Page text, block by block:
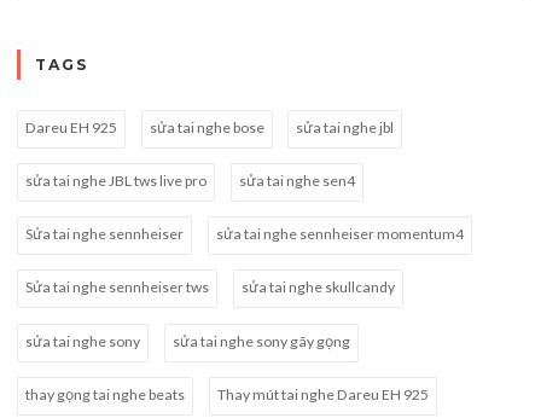
TAGS
Dareu EH 925 sửa tai nghe bose sửa tai nghe jbl
sửa tai nghe JBL tws live pro sửa tai nghe sen4
Sửa tai nghe sennheiser sửa tai nghe sennheiser momentum4
Sửa tai nghe sennheiser tws sửa tai nghe skullcandy
sửa tai nghe sony sửa tai nghe sony gãy gọng
thay gọng tai nghe beats Thay mút tai nghe Dareu EH 925